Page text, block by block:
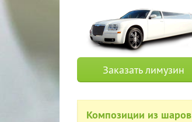
Заказать лимузин
Композиции из шаров